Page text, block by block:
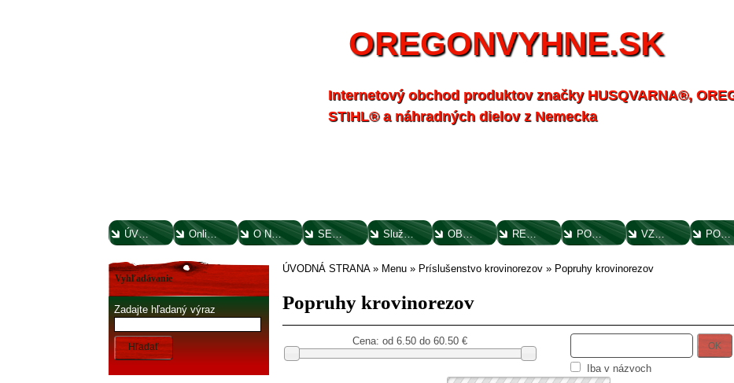
OREGONVYHNE.SK
Internetový obchod produktov značky HUSQVARNA®,
STIHL® a náhradných dielov z Nemecka
ÚVODNÁ STRANA Online parts katalógy O NÁS SERVIS Služby - záhrada OBCHODNÉ PODMIENKY REKLAMAČNÝ PORIADOK POTVRDENIE O VYTKNUTÍ VADY VZOROVÝ FORMULÁR ODSTÚPENIA OD ZMLUVY POUČENIE O UPLATNENÍ PRÁVA SPOTREBITEĽA
Vyhľadávanie
Zadajte hľadaný výraz
Hľadať
ÚVODNÁ STRANA» Menu » Príslušenstvo krovinorezov » Popruhy krovinorezov
Popruhy krovinorezov
Cena: od 6.50 do 60.50€ OK
Iba v názvoch